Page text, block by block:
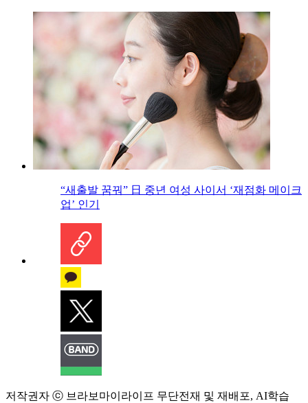
“새출발 꿈꿔” 日 중년 여성 사이서 ‘재점화 메이크
업’ 인기
저작권자 ⓒ 브라보마이라이프 무단전재 및 재배포, AI학습